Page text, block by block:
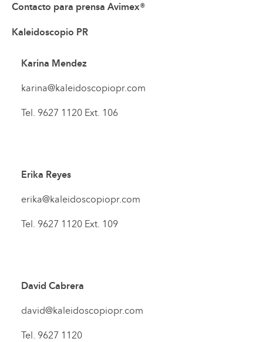
Contacto para prensa Avimex®
Kaleidoscopio PR
Karina Mendez
karina@kaleidoscopiopr.com
Tel. 9627 1120 Ext. 106
Erika Reyes
erika@kaleidoscopiopr.com
Tel. 9627 1120 Ext. 109
David Cabrera
david@kaleidoscopiopr.com
Tel. 9627 1120